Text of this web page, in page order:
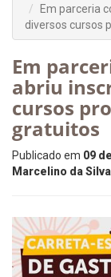
Em parceria
diversos cursos
Em
abriu
cursos
gratuitos
Publicado em 09
Marcelino da Silva